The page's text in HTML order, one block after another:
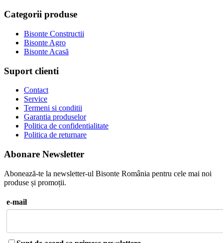
Categorii produse
Bisonte Constructii
Bisonte Agro
Bisonte Acasă
Suport clienti
Contact
Service
Termeni si conditii
Garantia produselor
Politica de confidentialitate
Politica de returnare
Abonare Newsletter
Abonează-te la newsletter-ul Bisonte România pentru cele mai noi
produse și promoții.
e-mail